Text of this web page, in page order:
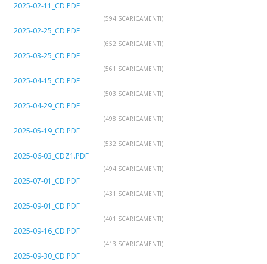
2025-02-11_CD.PDF
(594 SCARICAMENTI)
2025-02-25_CD.PDF
(652 SCARICAMENTI)
2025-03-25_CD.PDF
(561 SCARICAMENTI)
2025-04-15_CD.PDF
(503 SCARICAMENTI)
2025-04-29_CD.PDF
(498 SCARICAMENTI)
2025-05-19_CD.PDF
(532 SCARICAMENTI)
2025-06-03_CDZ1.PDF
(494 SCARICAMENTI)
2025-07-01_CD.PDF
(431 SCARICAMENTI)
2025-09-01_CD.PDF
(401 SCARICAMENTI)
2025-09-16_CD.PDF
(413 SCARICAMENTI)
2025-09-30_CD.PDF